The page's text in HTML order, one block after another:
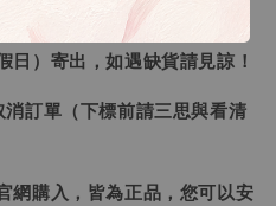
日）寄出，如遇缺貨請見諒！
訂單（下標前請三思與看清
網購入，皆為正品，您可以安